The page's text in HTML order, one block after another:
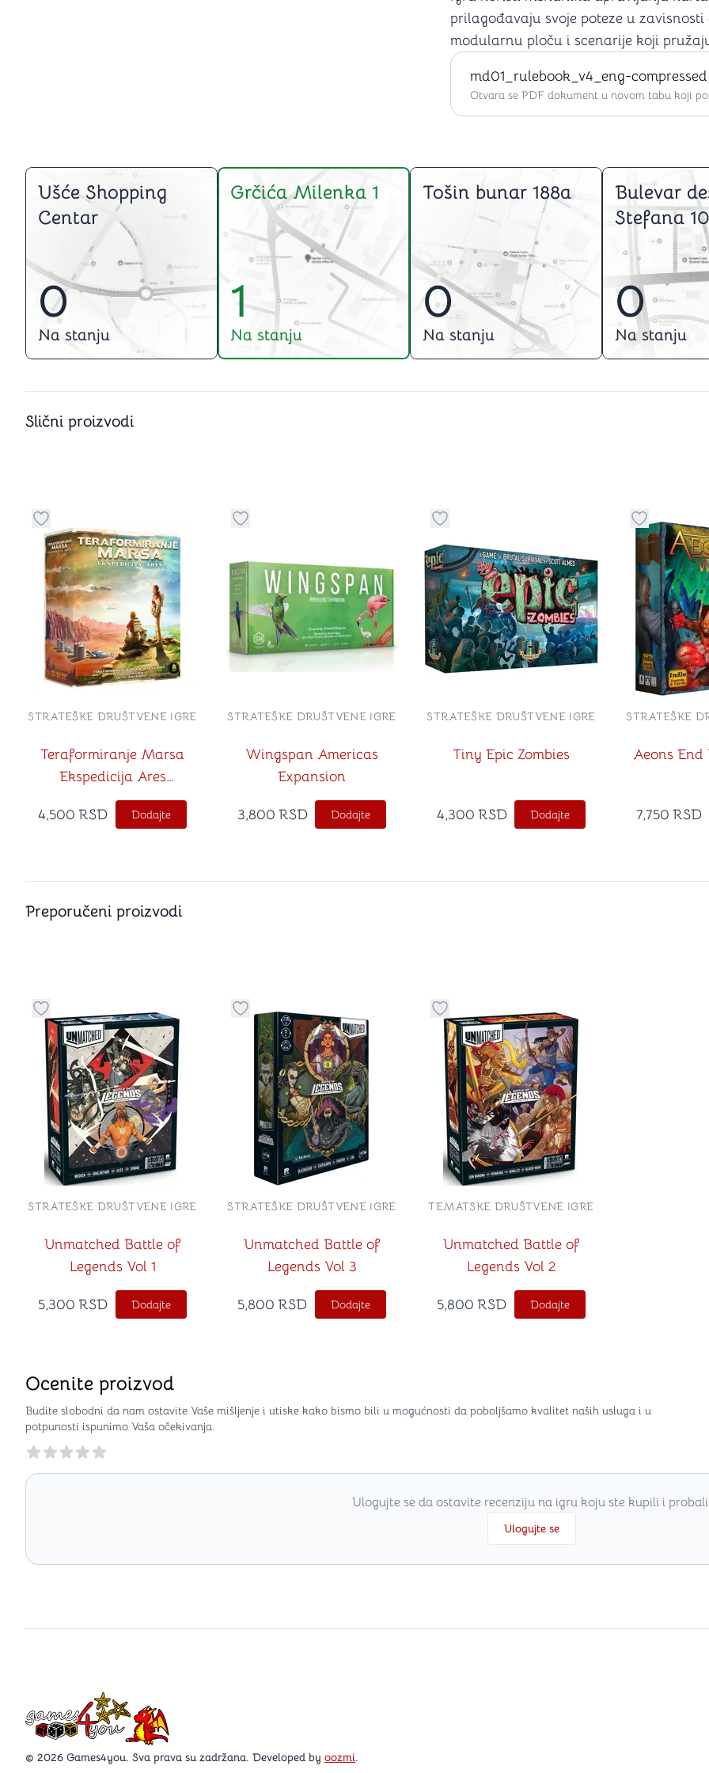
prilagođavaju svoje poteze u
modularnu ploču i scenarije koji
md01_rulebook_v4_eng-compressed
Otvara se PDF dokument u novom tabu koji
Ušće Shopping
Centar
0
Na stanju
Grčića Milenka 1
1
Na stanju
Tošin bunar 188a
0
Na stanju
Bulevar
Stefana
0
Na stanju
Slični proizvodi
kategoriju omiljeno
Dugme za dodavanje stvari u kategoriju omiljeno
Teraformiranje Marsa
Ekspedicija Ares
(Terraforming Mars Ares
Expedition na srpskom
STRATEŠKE DRUŠTVENE IGRE
4,500 RSD Dodajte
Dugme za dodavanje stvari u kategoriju omiljeno
Wingspan Americas
Expansion
STRATEŠKE DRUŠTVENE IGRE
3,800 RSD Dodajte
Dugme za dodavanje stvari u kategoriju
Tiny Epic Zombies
STRATEŠKE DRUŠTVENE IGRE
4,300 RSD Dodajte
Dugme za
Aeons
STRATEŠKE
7,750 RSD
Preporučeni proizvodi
Dugme za dodavanje stvari u kategoriju omiljeno
Unmatched Battle of
Legends Vol 1
STRATEŠKE DRUŠTVENE IGRE
5,300 RSD Dodajte
Dugme za dodavanje stvari u kategoriju omiljeno
Unmatched Battle of
Legends Vol 3
STRATEŠKE DRUŠTVENE IGRE
5,800 RSD Dodajte
Dugme za dodavanje stvari u kategoriju omiljeno
Unmatched Battle of
Legends Vol 2
TEMATSKE DRUŠTVENE IGRE
5,800 RSD Dodajte
Ocenite proizvod
Budite slobodni da nam ostavite Vaše mišljenje i utiske kako bismo bili u mogućnosti da poboljšamo kvalitet naših usluga i u
potpunosti ispunimo Vaša očekivanja.
Reviews
Ulogujte se da ostavite recenziju na igru koju ste kupili i
Ulogujte se
Games4you logo
© 2026 Games4you. Sva prava su zadržana. Developed by oozmi.